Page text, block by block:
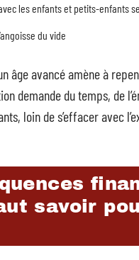
les enfants et petits-enfants
du vide
âge avancé amène à
demande du temps, de
loin de s’effacer avec
savoir